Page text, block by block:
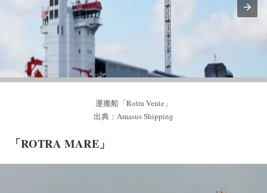
運搬船「Rotra Vente」
出典：Amasus Shipping
「ROTRA MARE」